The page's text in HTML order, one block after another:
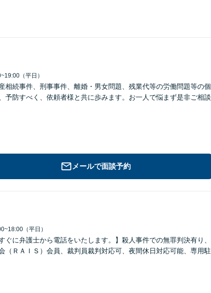
（平日）
相続事件、刑事事件、離婚・男女問題、残業代等の労働問題等の個
予防すべく、依頼者様と共に歩みます。お一人で悩まず是非ご相談
メールで面談予約
（平日）
ぐに弁護士から電話をいたします。】殺人事件での無罪判決有り、
ＲＡＩＳ）会員、裁判員裁判対応可、夜間休日対応可能、専用駐